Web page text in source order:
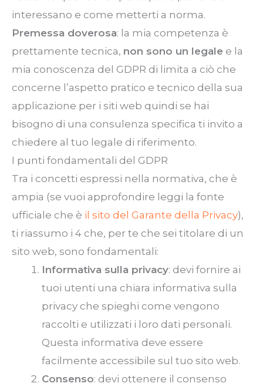
interessano e come metterti a norma.
Premessa doverosa: la mia competenza è
prettamente tecnica, non sono un legale e la
mia conoscenza del GDPR di limita a ciò che
concerne l’aspetto pratico e tecnico della sua
applicazione per i siti web quindi se hai
bisogno di una consulenza specifica ti invito a
chiedere al tuo legale di riferimento.
I punti fondamentali del GDPR
Tra i concetti espressi nella normativa, che è
ampia (se vuoi approfondire leggi la fonte
ufficiale che è il sito del Garante della Privacy),
ti riassumo i 4 che, per te che sei titolare di un
sito web, sono fondamentali:
Informativa sulla privacy: devi fornire ai
tuoi utenti una chiara informativa sulla
privacy che spieghi come vengono
raccolti e utilizzati i loro dati personali.
Questa informativa deve essere
facilmente accessibile sul tuo sito web.
Consenso: devi ottenere il consenso